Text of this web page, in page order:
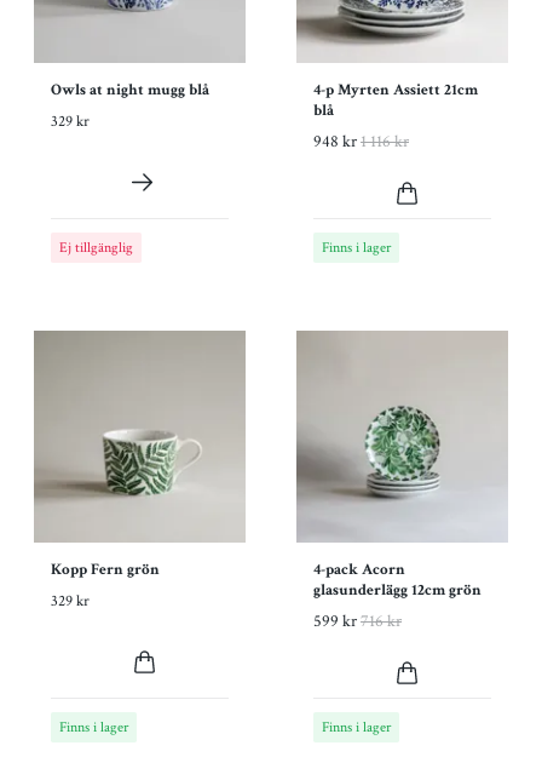
Owls at night mugg blå
329 kr
Ej tillgänglig
4-p Myrten Assiett 21cm
blå
948 kr1 116 kr
Finns i lager
Kopp Fern grön
329 kr
Finns i lager
4-pack Acorn
glasunderlägg 12cm grön
599 kr716 kr
Finns i lager